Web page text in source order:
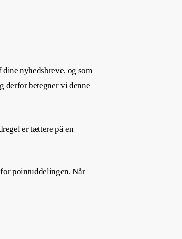
nyhedsbreve, og som
derfor betegner vi denne
er tættere på en
pointuddelingen. Når